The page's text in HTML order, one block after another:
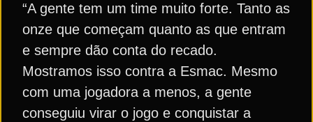
“A gente tem um time muito forte. Tanto as
onze que começam quanto as que entram
e sempre dão conta do recado.
Mostramos isso contra a Esmac. Mesmo
com uma jogadora a menos, a gente
conseguiu virar o jogo e conquistar a